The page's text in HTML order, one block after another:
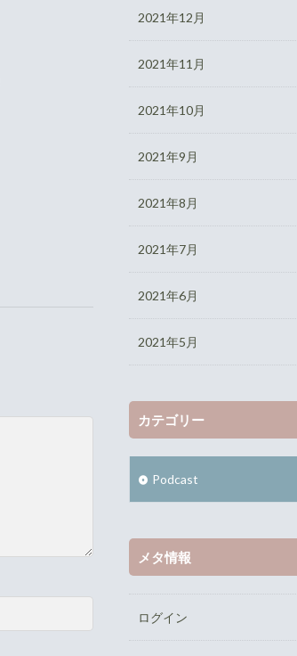
2021年12月
2021年11月
2021年10月
2021年9月
2021年8月
2021年7月
2021年6月
2021年5月
カテゴリー
Podcast
メタ情報
ログイン